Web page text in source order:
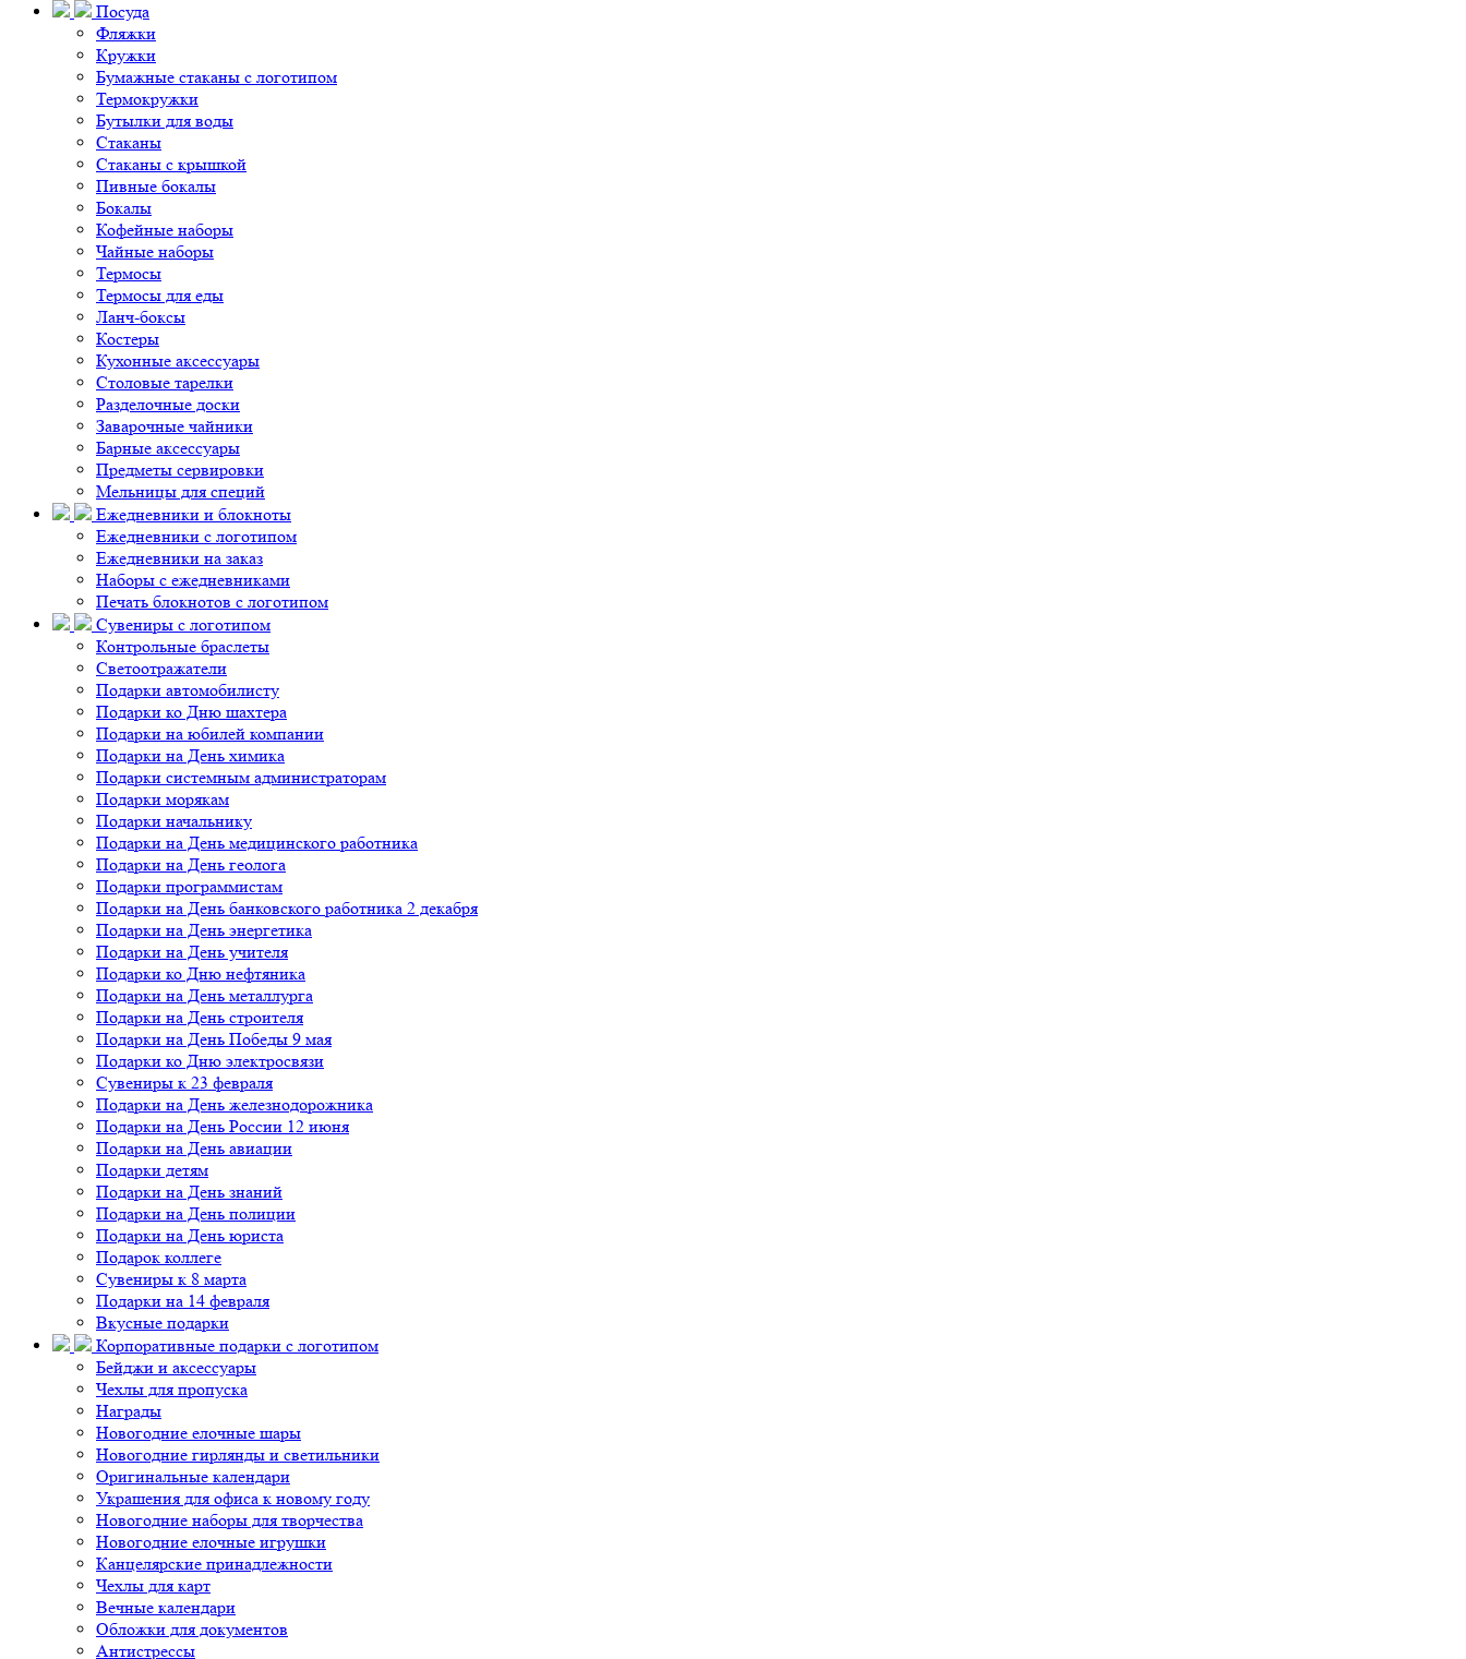
Посуда
Фляжки
Кружки
Бумажные стаканы с логотипом
Термокружки
Бутылки для воды
Стаканы
Стаканы с крышкой
Пивные бокалы
Бокалы
Кофейные наборы
Чайные наборы
Термосы
Термосы для еды
Ланч-боксы
Костеры
Кухонные аксессуары
Столовые тарелки
Разделочные доски
Заварочные чайники
Барные аксессуары
Предметы сервировки
Мельницы для специй
Ежедневники и блокноты
Ежедневники с логотипом
Ежедневники на заказ
Наборы с ежедневниками
Печать блокнотов с логотипом
Сувениры с логотипом
Контрольные браслеты
Светоотражатели
Подарки автомобилисту
Подарки ко Дню шахтера
Подарки на юбилей компании
Подарки на День химика
Подарки системным администраторам
Подарки морякам
Подарки начальнику
Подарки на День медицинского работника
Подарки на День геолога
Подарки программистам
Подарки на День банковского работника 2 декабря
Подарки на День энергетика
Подарки на День учителя
Подарки ко Дню нефтяника
Подарки на День металлурга
Подарки на День строителя
Подарки на День Победы 9 мая
Подарки ко Дню электросвязи
Сувениры к 23 февраля
Подарки на День железнодорожника
Подарки на День России 12 июня
Подарки на День авиации
Подарки детям
Подарки на День знаний
Подарки на День полиции
Подарки на День юриста
Подарок коллеге
Сувениры к 8 марта
Подарки на 14 февраля
Вкусные подарки
Корпоративные подарки с логотипом
Бейджи и аксессуары
Чехлы для пропуска
Награды
Новогодние елочные шары
Новогодние гирлянды и светильники
Оригинальные календари
Украшения для офиса к новому году
Новогодние наборы для творчества
Новогодние елочные игрушки
Канцелярские принадлежности
Чехлы для карт
Вечные календари
Обложки для документов
Антистрессы